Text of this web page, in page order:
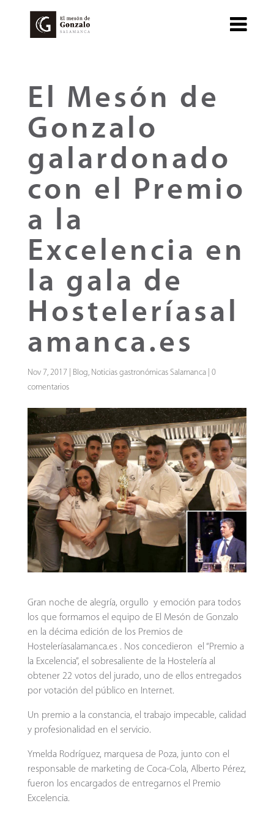
El Mesón de
Gonzalo
galardonado
con el Premio
a la
Excelencia en
la gala de
Hosteleríasal
amanca.es
Nov 7, 2017 Blog, Noticias gastronómicas Salamanca| 0
comentarios
Gran noche de alegría, orgullo y emoción para todos
los que formamos el equipo de El Mesón de Gonzalo
en la décima edición de los Premios de
Hosteleríasalamanca.es . Nos concedieron el “Premio a
la Excelencia”, el sobresaliente de la Hostelería al
obtener 22 votos del jurado, uno de ellos entregados
por votación del público en Internet.
Un premio a la constancia, el trabajo impecable, calidad
y profesionalidad en el servicio.
Ymelda Rodríguez, marquesa de Poza, junto con el
responsable de marketing de Coca-Cola, Alberto Pérez,
fueron los encargados de entregarnos el Premio
Excelencia.